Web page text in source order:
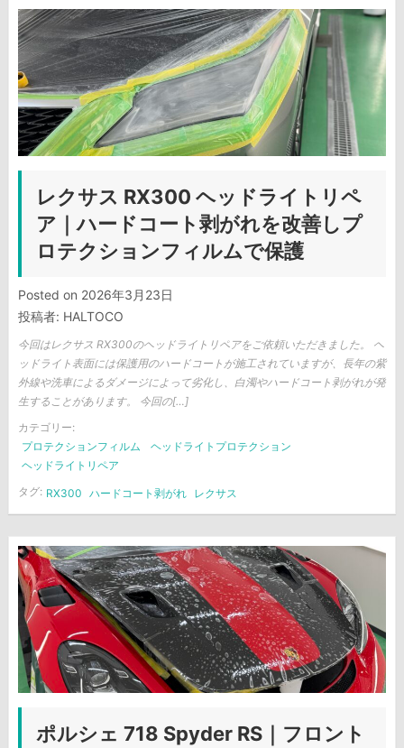
レクサス RX300 ヘッドライトリペ
ア｜ハードコート剥がれを改善しプ
ロテクションフィルムで保護
Posted on 2026年3月23日
投稿者: HALTOCO
今回はレクサス RX300のヘッドライトリペアをご依頼いただきました。 ヘ
ッドライト表面には保護用のハードコートが施工されていますが、長年の紫
外線や洗車によるダメージによって劣化し、白濁やハードコート剥がれが発
生することがあります。 今回の[…]
カテゴリー:
プロテクションフィルム
ヘッドライトプロテクション
ヘッドライトリペア
タグ: RX300 ハードコート剥がれ レクサス
ポルシェ 718 Spyder RS｜フロント